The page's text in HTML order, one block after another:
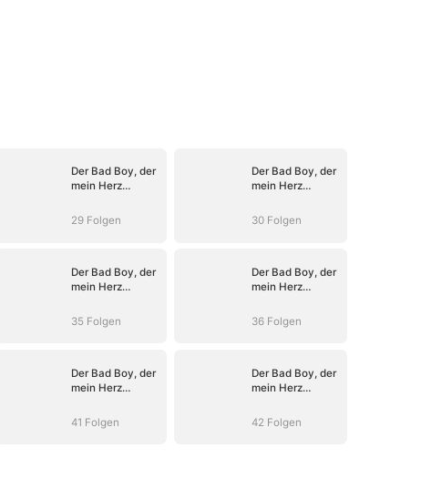
Der Bad Boy, der
mein Herz
29 Folgen
Der Bad Boy, der
mein Herz
30 Folgen
Der Bad Boy, der
mein Herz
35 Folgen
Der Bad Boy, der
mein Herz
36 Folgen
Der Bad Boy, der
mein Herz
41 Folgen
Der Bad Boy, der
mein Herz
42 Folgen